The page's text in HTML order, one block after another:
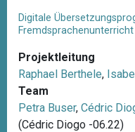
Digitale
Fremdsprachenunterricht
Projektleitung
Raphael Berthele,
Team
Petra Buser, Cédric
(Cédric Diogo -06.22)